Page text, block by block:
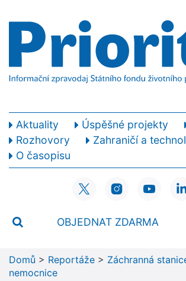
Aktuality Úspěšné projekty
Rozhovory
Zahraničí a
O časopisu
OBJEDNAT ZDARMA
Domů > Reportáže > Záchranná
nemocnice